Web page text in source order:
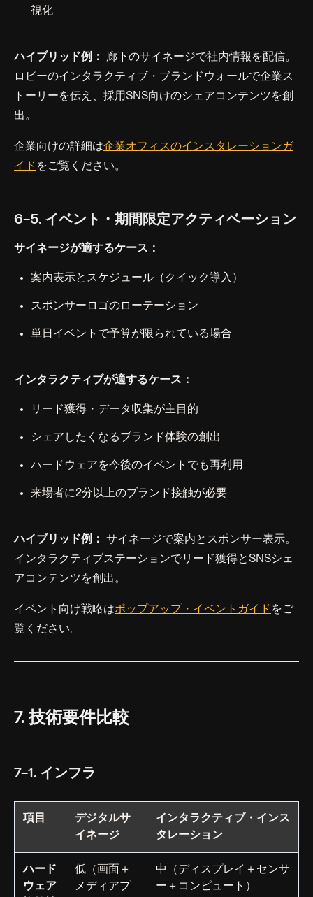
視化
ハイブリッド例：
廊下のサイネージで社内情報を配信。
ロビーのインタラクティブ・ブランドウォールで企業ス
トーリーを伝え、採用SNS向けのシェアコンテンツを創
出。
企業向けの詳細は企業オフィスのインスタレーションガ
イド をご覧ください。
6-5. イベント・期間限定アクティベーション
サイネージが適するケース：
案内表示とスケジュール（クイック導入）
スポンサーロゴのローテーション
単日イベントで予算が限られている場合
インタラクティブが適するケース：
リード獲得・データ収集が主目的
シェアしたくなるブランド体験の創出
ハードウェアを今後のイベントでも再利用
来場者に2分以上のブランド接触が必要
ハイブリッド例：
サイネージで案内とスポンサー表示。
インタラクティブステーションでリード獲得とSNSシェ
アコンテンツを創出。
イベント向け戦略はポップアップ・イベントガイド をご
覧ください。
7. 技術要件比較
7-1. インフラ
項目
デジタルサ
イネージ
インタラクティブ・インス
タレーション
ハード
ウェア
低（画面＋
メディアプ
中（ディスプレイ＋センサ
ー＋コンピュート）